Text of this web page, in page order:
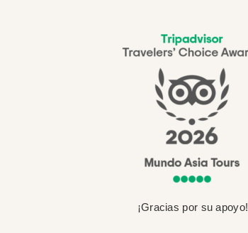
¡Gracias por su apoyo!